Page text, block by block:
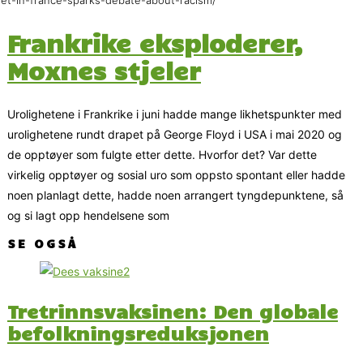
Frankrike eksploderer,
Moxnes stjeler
Urolighetene i Frankrike i juni hadde mange likhetspunkter med
urolighetene rundt drapet på George Floyd i USA i mai 2020 og
de opptøyer som fulgte etter dette. Hvorfor det? Var dette
virkelig opptøyer og sosial uro som oppsto spontant eller hadde
noen planlagt dette, hadde noen arrangert tyngdepunktene, så
og si lagt opp hendelsene som
SE OGSÅ
Tretrinnsvaksinen: Den globale
befolkningsreduksjonen